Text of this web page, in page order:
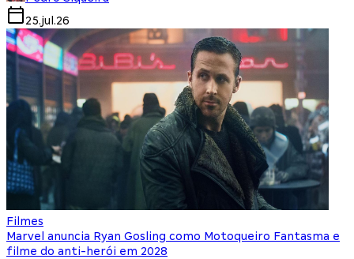
25.jul.26
Filmes
Marvel anuncia Ryan Gosling como Motoqueiro Fantasma e
filme do anti-herói em 2028